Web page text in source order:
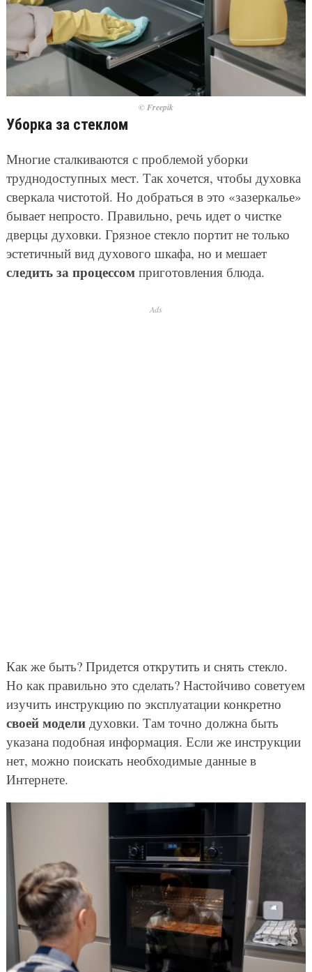
© Freepik
Уборка за стеклом
Многие сталкиваются с проблемой уборки
труднодоступных мест. Так хочется, чтобы духовка
сверкала чистотой. Но добраться в это «зазеркалье»
бывает непросто. Правильно, речь идет о чистке
дверцы духовки. Грязное стекло портит не только
эстетичный вид духового шкафа, но и мешает
следить за процессомприготовления блюда.
Ads
Как же быть? Придется открутить и снять стекло.
Но как правильно это сделать? Настойчиво советуем
изучить инструкцию по эксплуатации конкретно
своей моделидуховки. Там точно должна быть
указана подобная информация. Если же инструкции
нет, можно поискать необходимые данные в
Интернете.